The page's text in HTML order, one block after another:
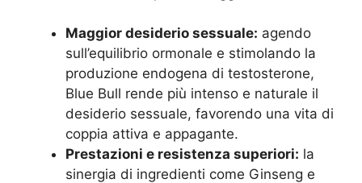
Maggior desiderio sessuale: agendo
sull’equilibrio ormonale e stimolando la
produzione endogena di testosterone,
Blue Bull rende più intenso e naturale il
desiderio sessuale, favorendo una vita di
coppia attiva e appagante.
Prestazioni e resistenza superiori: la
sinergia di ingredienti come Ginseng e